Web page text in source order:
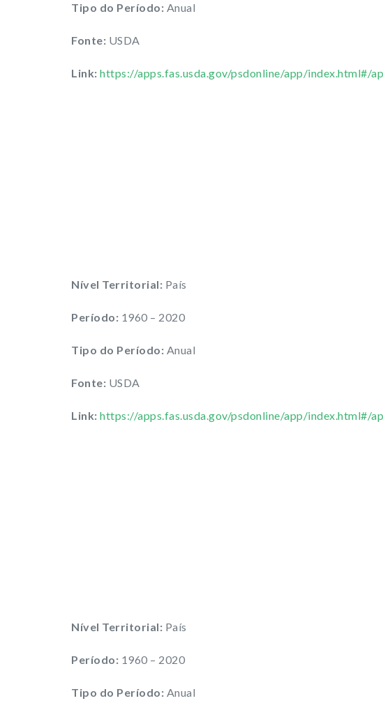
Tipo do Período: Anual
Fonte: USDA
Link: https://apps.fas.usda.gov/psdonline/app/index.html#/
Nível Territorial: País
Período: 1960 – 2020
Tipo do Período: Anual
Fonte: USDA
Link: https://apps.fas.usda.gov/psdonline/app/index.html#/
Nível Territorial: País
Período: 1960 – 2020
Tipo do Período: Anual